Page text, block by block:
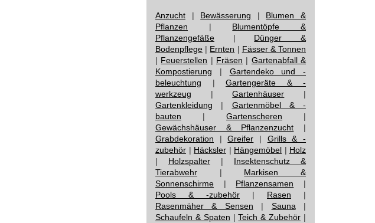
Anzucht | Bewässerung | Blumen &
Pflanzen | Blumentöpfe &
Pflanzengefäße | Dünger &
Bodenpflege | Ernten | Fässer & Tonnen
| Feuerstellen | Fräsen | Gartenabfall &
Kompostierung | Gartendeko und -
beleuchtung | Gartengeräte & -
werkzeug |Gartenhäuser |
Gartenkleidung | Gartenmöbel & -
bauten | Gartenscheren |
Gewächshäuser & Pflanzenzucht |
Grabdekoration |Greifer | Grills & -
zubehör | Häcksler | Hängemöbel | Holz
| Holzspalter | Insektenschutz &
Tierabwehr | Markisen &
Sonnenschirme | Pflanzensamen |
Pools & -zubehör | Rasen |
Rasenmäher & Sensen | Sauna |
Schaufeln & Spaten |Teich & Zubehör |